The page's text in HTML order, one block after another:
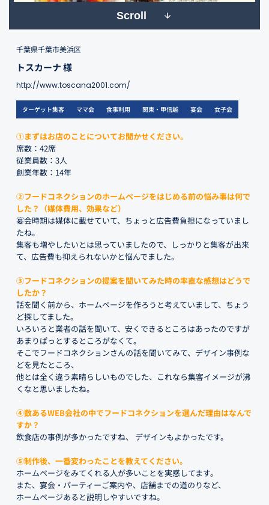
Scroll
千葉県千葉市美浜区
トスカーナ 様
http://www.toscana2001.com/
ターゲット集客 ママ会 食事利用 関東・甲信越 宴会 女子会
①まずはお店のことについてお聞かせください。
席数：42席
従業員数：3人
創業年数：14年
②フードコネクションのホームページをはじめる前の悩み事は何で
した？（媒体費用、効果など）
宴会時期は媒体に載せていて、ちょっと広告費負担になっていまし
たね。
集客も増やしたいとは思っていましたので、しっかりと集客が出来
て、広告費も抑えられないかと悩んでました。
③フードコネクションの提案を聞いてみた時の率直な感想はどうで
したか？
話を聞く前から、ホームページを作ろうと考えていまして、ちょう
ど探してました。
いろいろと業者の話を聞いて、安くできるところはあったのですが
あまりぱっとするところがなくて。
そこでフードコネクションさんの話を聞いてみて、デザイン事例な
どを見たところ、
他とは全く違う素晴らしいものでした、これなら集客イメージが沸
くなと思いましたね。
④数あるWEB会社の中でフードコネクションを選んだ理由はなんで
すか？
飲食店の事例が多かったですね、 デザインもよかったです。
⑤制作後、一番変わったことを教えてください。
ホームページをみてくれる人が多いことを実感してます。
また、宴会・パーティーご案内や、店舗までの道のりなど、
ホームページあると説明しやすいですね。